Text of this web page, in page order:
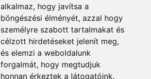
alkalmaz, hogy javítsa a
böngészési élményét, azzal hogy
személyre szabott tartalmakat és
célzott hirdetéseket jelenít meg,
és elemzi a weboldalunk
forgalmát, hogy megtudjuk
honnan érkeztek a látogatóink.
Rólunk
Általános információ
Kapcsolat
Partnereink